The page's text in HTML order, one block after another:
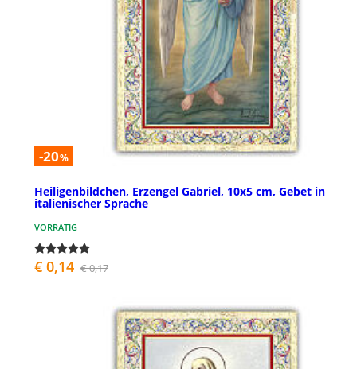
-20%
Heiligenbildchen, Erzengel Gabriel, 10x5 cm, Gebet in
italienischer Sprache
VORRÄTIG
€ 0,14 € 0,17